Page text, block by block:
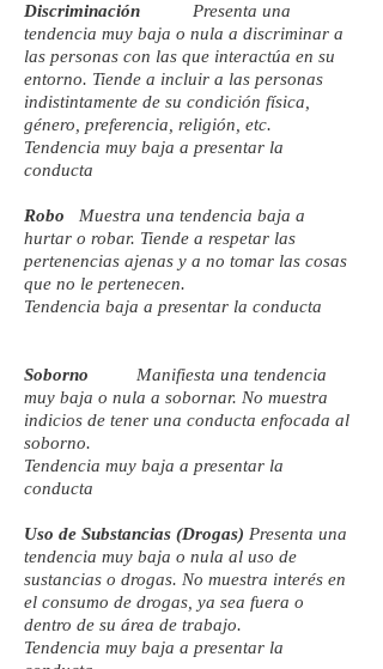
Discriminación Presenta una
tendencia muy baja o nula a discriminar a
las personas con las que interactúa en su
entorno. Tiende a incluir a las personas
indistintamente de su condición física,
género, preferencia, religión, etc.
Tendencia muy baja a presentar la
conducta
Robo
Muestra una tendencia baja a
hurtar o robar. Tiende a respetar las
pertenencias ajenas y a no tomar las cosas
que no le pertenecen.
Tendencia baja a presentar la conducta
Soborno
Manifiesta una tendencia
muy baja o nula a sobornar. No muestra
indicios de tener una conducta enfocada al
soborno.
Tendencia muy baja a presentar la
conducta
Uso de Substancias (Drogas) Presenta una
tendencia muy baja o nula al uso de
sustancias o drogas. No muestra interés en
el consumo de drogas, ya sea fuera o
dentro de su área de trabajo.
Tendencia muy baja a presentar la